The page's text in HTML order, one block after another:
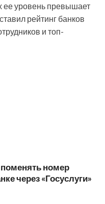
ее уровень превышает
рейтинг банков
и топ-
номер
через «​Госуслуги»